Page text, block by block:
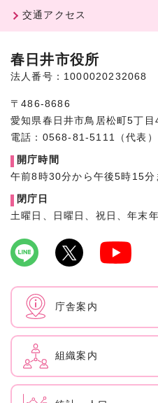
交通アクセス
春日井市役所
法人番号：1000020232068
〒486-8686
愛知県春日井市鳥居松町5丁目
電話：0568-81-5111（代表）
開庁時間
午前8時30分から午後5時15分
閉庁日
土曜日、日曜日、祝日、年末
庁舎案内
組織案内